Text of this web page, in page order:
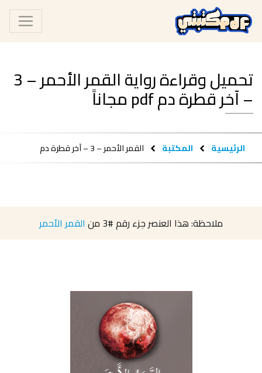
تحميل وقراءة رواية القمر الأحمر – 3
– آخر قطرة دم pdf مجاناً
الرئيسية المكتبة القمر الأحمر – 3 – آخر قطرة دم
ملاحظة: هذا العنصر جزء رقم#3 من القمر الأحمر